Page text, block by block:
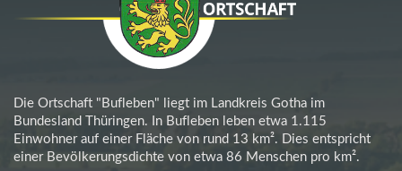
Die Ortschaft "Bufleben" liegt im Landkreis Gotha im
Bundesland Thüringen. In Bufleben leben etwa 1.115
Einwohner auf einer Fläche von rund 13 km². Dies entspricht
einer Bevölkerungsdichte von etwa 86 Menschen pro km².